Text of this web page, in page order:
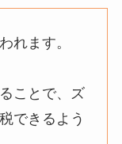
れます。
ことで、ズ
できるよう